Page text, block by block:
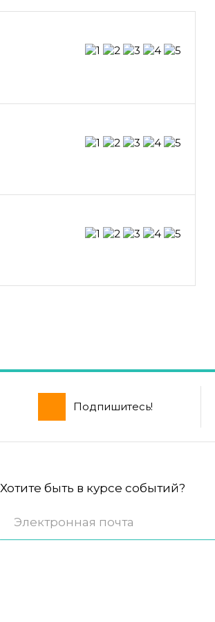
Подпишитесь!
Хотите быть в курсе событий?